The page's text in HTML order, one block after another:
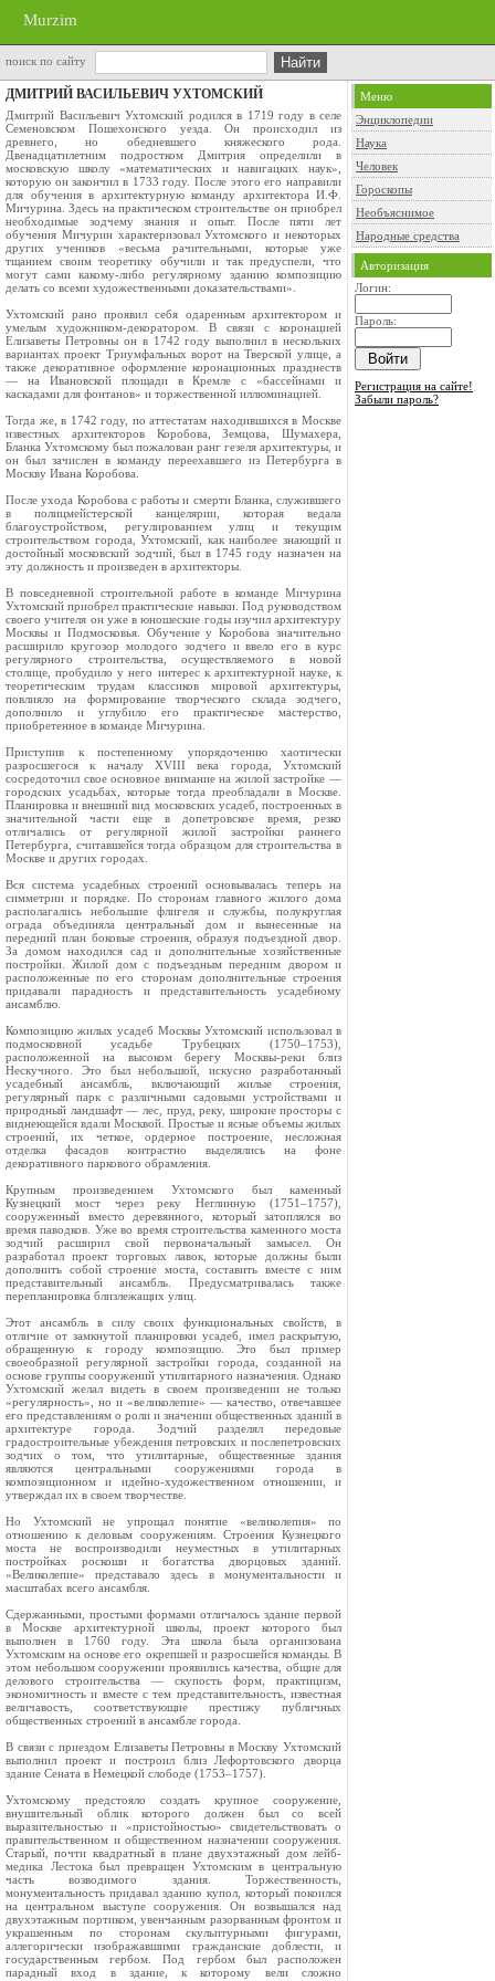
Murzim
поиск по сайту
ДМИТРИЙ ВАСИЛЬЕВИЧ УХТОМСКИЙ
Дмитрий Васильевич Ухтомский родился в 1719 году в селе
Семеновском Пошехонского уезда. Он происходил из
древнего, но обедневшего княжеского рода.
Двенадцатилетним подростком Дмитрия определили в
московскую школу «математических и навигацких наук»,
которую он закончил в 1733 году. После этого его направили
для обучения в архитектурную команду архитектора И.Ф.
Мичурина. Здесь на практическом строительстве он приобрел
необходимые зодчему знания и опыт. После пяти лет
обучения Мичурин характеризовал Ухтомского и некоторых
других учеников «весьма рачительными, которые уже
тщанием своим теоретику обучили и так предуспели, что
могут сами какому-либо регулярному зданию композицию
делать со всеми художественными доказательствами».
Ухтомский рано проявил себя одаренным архитектором и
умелым художником-декоратором. В связи с коронацией
Елизаветы Петровны он в 1742 году выполнил в нескольких
вариантах проект Триумфальных ворот на Тверской улице, а
также декоративное оформление коронационных празднеств
— на Ивановской площади в Кремле с «бассейнами и
каскадами для фонтанов» и торжественной иллюминацией.
Тогда же, в 1742 году, по аттестатам находившихся в Москве
известных архитекторов Коробова, Земцова, Шумахера,
Бланка Ухтомскому был пожалован ранг гезеля архитектуры, и
он был зачислен в команду переехавшего из Петербурга в
Москву Ивана Коробова.
После ухода Коробова с работы и смерти Бланка, служившего
в полицмейстерской канцелярии, которая ведала
благоустройством, регулированием улиц и текущим
строительством города, Ухтомский, как наиболее знающий и
достойный московский зодчий, был в 1745 году назначен на
эту должность и произведен в архитекторы.
В повседневной строительной работе в команде Мичурина
Ухтомский приобрел практические навыки. Под руководством
своего учителя он уже в юношеские годы изучил архитектуру
Москвы и Подмосковья. Обучение у Коробова значительно
расширило кругозор молодого зодчего и ввело его в курс
регулярного строительства, осуществляемого в новой
столице, пробудило у него интерес к архитектурной науке, к
теоретическим трудам классиков мировой архитектуры,
повлияло на формирование творческого склада зодчего,
дополнило и углубило его практическое мастерство,
приобретенное в команде Мичурина.
Приступив к постепенному упорядочению хаотически
разросшегося к началу XVIII века города, Ухтомский
сосредоточил свое основное внимание на жилой застройке —
городских усадьбах, которые тогда преобладали в Москве.
Планировка и внешний вид московских усадеб, построенных в
значительной части еще в допетровское время, резко
отличались от регулярной жилой застройки раннего
Петербурга, считавшейся тогда образцом для строительства в
Москве и других городах.
Вся система усадебных строений основывалась теперь на
симметрии и порядке. По сторонам главного жилого дома
располагались небольшие флигеля и службы, полукруглая
ограда объединяла центральный дом и вынесенные на
передний план боковые строения, образуя подъездной двор.
За домом находился сад и дополнительные хозяйственные
постройки. Жилой дом с подъездным передним двором и
расположенные по его сторонам дополнительные строения
придавали парадность и представительность усадебному
ансамблю.
Композицию жилых усадеб Москвы Ухтомский использовал в
подмосковной усадьбе Трубецких (1750–1753),
расположенной на высоком берегу Москвы-реки близ
Нескучного. Это был небольшой, искусно разработанный
усадебный ансамбль, включающий жилые строения,
регулярный парк с различными садовыми устройствами и
природный ландшафт — лес, пруд, реку, широкие просторы с
виднеющейся вдали Москвой. Простые и ясные объемы жилых
строений, их четкое, ордерное построение, несложная
отделка фасадов контрастно выделялись на фоне
декоративного паркового обрамления.
Крупным произведением Ухтомского был каменный
Кузнецкий мост через реку Неглинную (1751–1757),
сооруженный вместо деревянного, который затоплялся во
время паводков. Уже во время строительства каменного моста
зодчий расширил свой первоначальный замысел. Он
разработал проект торговых лавок, которые должны были
дополнить собой строение моста, составить вместе с ним
представительный ансамбль. Предусматривалась также
перепланировка близлежащих улиц.
Этот ансамбль в силу своих функциональных свойств, в
отличие от замкнутой планировки усадеб, имел раскрытую,
обращенную к городу композицию. Это был пример
своеобразной регулярной застройки города, созданной на
основе группы сооружений утилитарного назначения. Однако
Ухтомский желал видеть в своем произведении не только
«регулярность», но и «великолепие» — качество, отвечавшее
его представлениям о роли и значении общественных зданий в
архитектуре города. Зодчий разделял передовые
градостроительные убеждения петровских и послепетровских
зодчих о том, что утилитарные, общественные здания
являются центральными сооружениями города в
композиционном и идейно-художественном отношении, и
утверждал их в своем творчестве.
Но Ухтомский не упрощал понятие «великолепия» по
отношению к деловым сооружениям. Строения Кузнецкого
моста не воспроизводили неуместных в утилитарных
постройках роскоши и богатства дворцовых зданий.
«Великолепие» представало здесь в монументальности и
масштабах всего ансамбля.
Сдержанными, простыми формами отличалось здание первой
в Москве архитектурной школы, проект которого был
выполнен в 1760 году. Эта школа была организована
Ухтомским на основе его окрепшей и разросшейся команды. В
этом небольшом сооружении проявились качества, общие для
делового строительства — скупость форм, практицизм,
экономичность и вместе с тем представительность, известная
величавость, соответствующие престижу публичных
общественных строений в ансамбле города.
В связи с приездом Елизаветы Петровны в Москву Ухтомский
выполнил проект и построил близ Лефортовского дворца
здание Сената в Немецкой слободе (1753–1757).
Ухтомскому предстояло создать крупное сооружение,
внушительный облик которого должен был со всей
выразительностью и «пристойностью» свидетельствовать о
правительственном и общественном назначении сооружения.
Старый, почти квадратный в плане двухэтажный дом лейб-
медика Лестока был превращен Ухтомским в центральную
часть возводимого здания. Торжественность,
монументальность придавал зданию купол, который покоился
на центральном выступе сооружения. Он возвышался над
двухэтажным портиком, увенчанным разорванным фронтом и
украшенным по сторонам скульптурными фигурами,
аллегорически изображавшими гражданские доблести, и
государственным гербом. Под гербом был расположен
парадный вход в здание, к которому вели сложно
Меню
Энциклопедии
Наука
Человек
Гороскопы
Необъяснимое
Народные средства
Авторизация
Логин:
Пароль:
Регистрация на сайте!
Забыли пароль?